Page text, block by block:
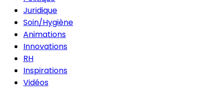
Juridique
Soin/Hygiène
Animations
Innovations
RH
Inspirations
Vidéos